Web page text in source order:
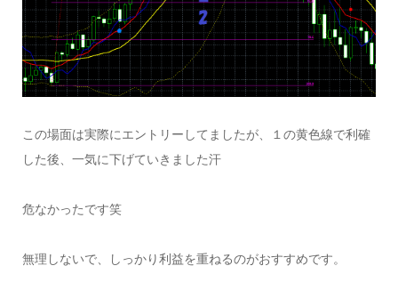
この場面は実際にエントリーしてましたが、１の黄色線で利確
した後、一気に下げていきました汗
危なかったです笑
無理しないで、しっかり利益を重ねるのがおすすめです。